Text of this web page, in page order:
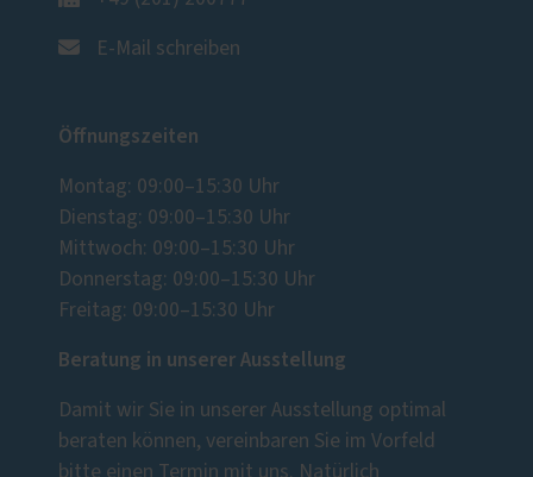
E-Mail schreiben
Öffnungszeiten
Montag: 09:00–15:30 Uhr
Dienstag: 09:00–15:30 Uhr
Mittwoch: 09:00–15:30 Uhr
Donnerstag: 09:00–15:30 Uhr
Freitag: 09:00–15:30 Uhr
Beratung in unserer Ausstellung
Damit wir Sie in unserer Ausstellung optimal
beraten können, vereinbaren Sie im Vorfeld
bitte einen Termin mit uns. Natürlich